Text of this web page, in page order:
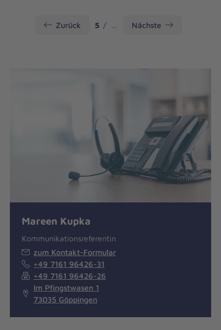
Zurück Seite
5 … Nächste
Mareen Kupka
Kommunikationsreferentin
zum Kontakt-Formular
+49 7161 96426-31
+49 7161 96426-26
Im Pfingstwasen 1
73035 Göppingen